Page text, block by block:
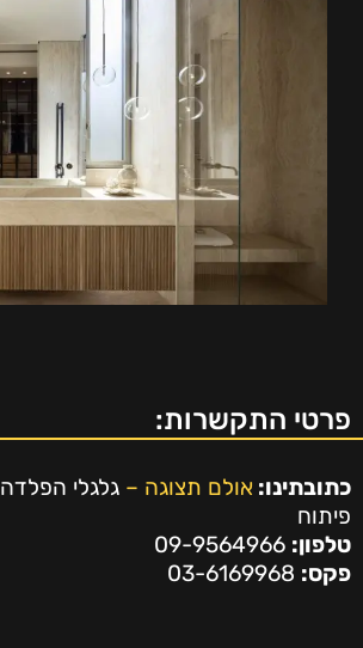
פרטי התקשרות:
כתובתינו: אולם תצוגה –
פיתוח
טלפון:
פקס: